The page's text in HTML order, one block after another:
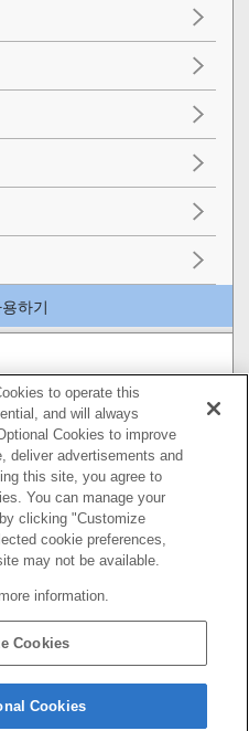
하기
to operate this
and will always
Cookies to improve
deliver advertisements and
this site, you agree to
You can manage your
clicking "Customize
cookie preferences,
may not be available.
information.
Cookies
Cookies